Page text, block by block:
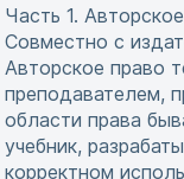
Часть 1.
Совместно с
Авторское право
преподавателем,
области права
учебник,
корректном